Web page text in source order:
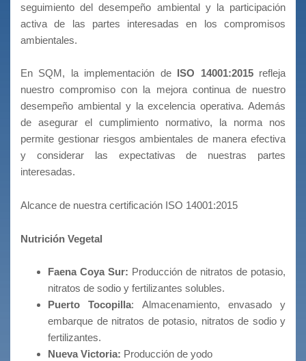
seguimiento del desempeño ambiental y la participación
activa de las partes interesadas en los compromisos
ambientales.
En SQM, la implementación de ISO 14001:2015 refleja
nuestro compromiso con la mejora continua de nuestro
desempeño ambiental y la excelencia operativa. Además
de asegurar el cumplimiento normativo, la norma nos
permite gestionar riesgos ambientales de manera efectiva
y considerar las expectativas de nuestras partes
interesadas.
Alcance de nuestra certificación ISO 14001:2015
Nutrición Vegetal
Faena Coya Sur: Producción de nitratos de potasio,
nitratos de sodio y fertilizantes solubles.
Puerto Tocopilla: Almacenamiento, envasado y
embarque de nitratos de potasio, nitratos de sodio y
fertilizantes.
Nueva Victoria: Producción de yodo